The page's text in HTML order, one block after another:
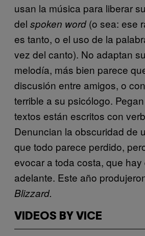
usan la música para liberar
del spoken word(o sea: ese
es tanto, o el uso de la
vez del canto). No adaptan
melodía, más bien parece
discusión entre amigos, o
terrible a su psicólogo.
textos están escritos con
Denuncian la obscuridad de
que todo parece perdido,
evocar a toda costa, que
adelante. Este año
Blizzard.
VIDEOS BY VICE